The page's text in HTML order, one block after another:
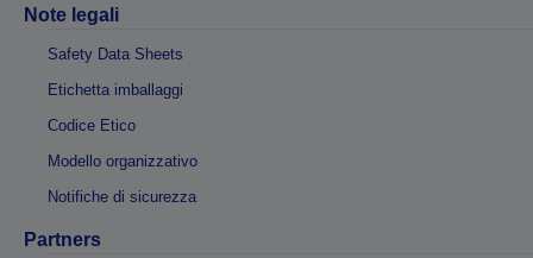
Note legali
Safety Data Sheets
Etichetta imballaggi
Codice Etico
Modello organizzativo
Notifiche di sicurezza
Partners